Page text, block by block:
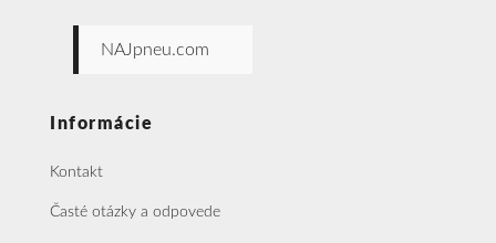
NAJpneu.com
Informácie
Kontakt
Časté otázky a odpovede